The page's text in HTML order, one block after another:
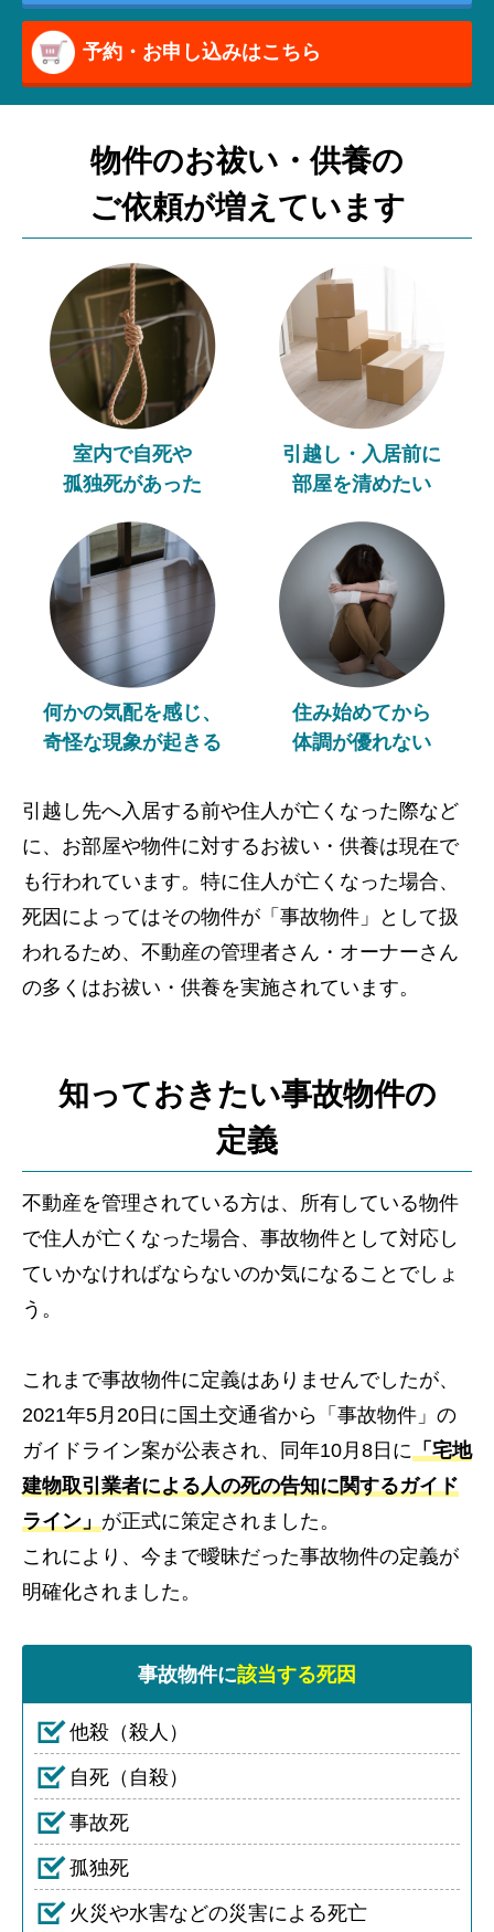
予約・お申し込みはこちら
物件のお祓い・供養の
ご依頼が増えています
室内で自死や
孤独死があった
引越し・入居前に
部屋を清めたい
何かの気配を感じ、
奇怪な現象が起きる
住み始めてから
体調が優れない
引越し先へ入居する前や住人が亡くなった際など
に、お部屋や物件に対するお祓い・供養は現在で
も行われています。特に住人が亡くなった場合、
死因によってはその物件が「事故物件」として扱
われるため、不動産の管理者さん・オーナーさん
の多くはお祓い・供養を実施されています。
知っておきたい事故物件の
定義
不動産を管理されている方は、所有している物件
で住人が亡くなった場合、事故物件として対応し
ていかなければならないのか気になることでしょ
う。
これまで事故物件に定義はありませんでしたが、
2021年5月20日に国土交通省から「事故物件」の
ガイドライン案が公表され、同年10月8日に「宅地
建物取引業者による人の死の告知に関するガイド
ライン」が正式に策定されました。
これにより、今まで曖昧だった事故物件の定義が
明確化されました。
事故物件に該当する死因
他殺（殺人）
自死（自殺）
事故死
孤独死
火災や水害などの災害による死亡